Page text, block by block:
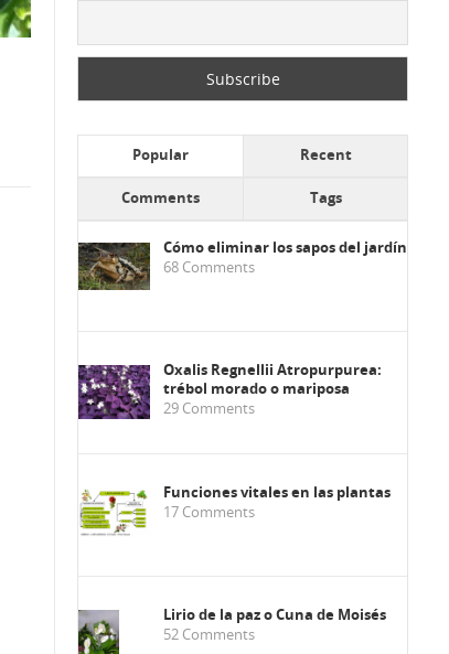
Popular Recent
Comments Tags
Cómo eliminar los sapos del jardín
68 Comments
Oxalis Regnellii Atropurpurea:
trébol morado o mariposa
29 Comments
Funciones vitales en las plantas
17 Comments
Lirio de la paz o Cuna de Moisés
52 Comments